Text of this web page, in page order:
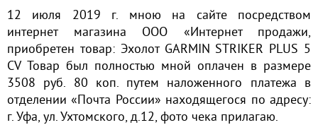
12 июля 2019 г. мною на сайте посредством
интернет магазина ООО «Интернет продажи,
приобретен товар: Эхолот GARMIN STRIKER PLUS 5
CV Товар был полностью мной оплачен в размере
3508 руб. 80 коп. путем наложенного платежа в
отделении «Почта России» находящегося по адресу:
г. Уфа, ул. Ухтомского, д.12, фото чека прилагаю.